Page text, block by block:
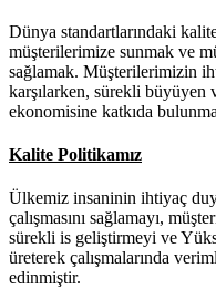
Dünya standartlarındaki
müşterilerimize sunmak ve
sağlamak. Müşterilerimizin
karşılarken, sürekli
ekonomisine katkıda
Kalite Politikamız
Ülkemiz insaninin ihtiyaç
çalışmasını sağlamayı,
sürekli is geliştirmeyi ve
üreterek çalışmalarında
edinmiştir.